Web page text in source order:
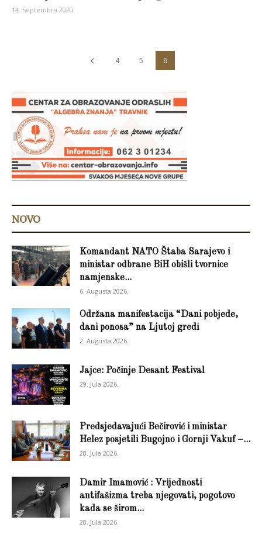
14. Septembra 2020.
4 5 6
NOVO
Komandant NATO Štaba Sarajevo i
ministar odbrane BiH obišli tvornice
namjenske...
6. Augusta 2026.
Održana manifestacija “Dani pobjede,
dani ponosa” na Ljutoj gredi
2. Augusta 2026.
Jajce: Počinje Desant Festival
29. Jula 2026.
Predsjedavajući Bečirović i ministar
Helez posjetili Bugojno i Gornji Vakuf –...
28. Jula 2026.
Damir Imamović : Vrijednosti
antifašizma treba njegovati, pogotovo
kada se širom...
28. Jula 2026.